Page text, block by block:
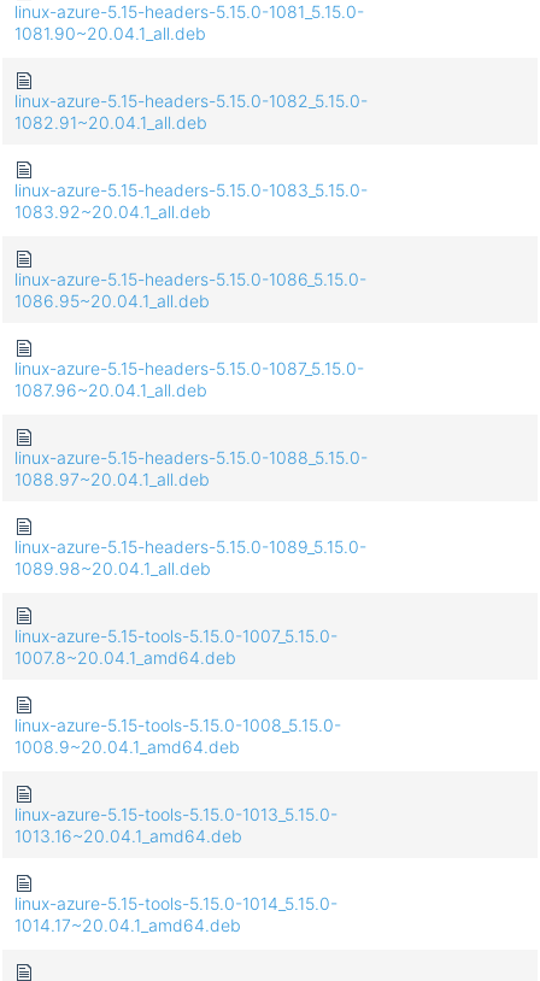
linux-azure-5.15-headers-5.15.0-1081_5.15.0-
1081.90~20.04.1_all.deb
linux-azure-5.15-headers-5.15.0-1082_5.15.0-
1082.91~20.04.1_all.deb
linux-azure-5.15-headers-5.15.0-1083_5.15.0-
1083.92~20.04.1_all.deb
linux-azure-5.15-headers-5.15.0-1086_5.15.0-
1086.95~20.04.1_all.deb
linux-azure-5.15-headers-5.15.0-1087_5.15.0-
1087.96~20.04.1_all.deb
linux-azure-5.15-headers-5.15.0-1088_5.15.0-
1088.97~20.04.1_all.deb
linux-azure-5.15-headers-5.15.0-1089_5.15.0-
1089.98~20.04.1_all.deb
linux-azure-5.15-tools-5.15.0-1007_5.15.0-
1007.8~20.04.1_amd64.deb
linux-azure-5.15-tools-5.15.0-1008_5.15.0-
1008.9~20.04.1_amd64.deb
linux-azure-5.15-tools-5.15.0-1013_5.15.0-
1013.16~20.04.1_amd64.deb
linux-azure-5.15-tools-5.15.0-1014_5.15.0-
1014.17~20.04.1_amd64.deb